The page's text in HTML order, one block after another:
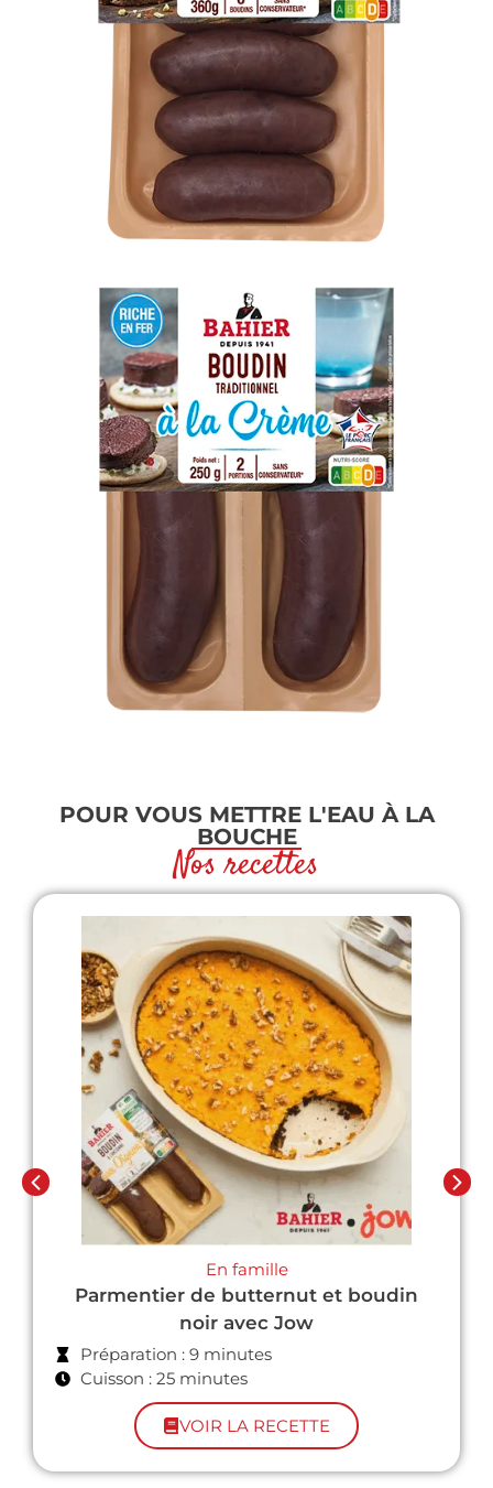
POUR VOUS METTRE L'EAU À LA
BOUCHE
Nos recettes
En famille
Parmentier de butternut et boudin
noir avec Jow
Préparation : 9 minutes
Cuisson : 25 minutes
VOIR LA RECETTE